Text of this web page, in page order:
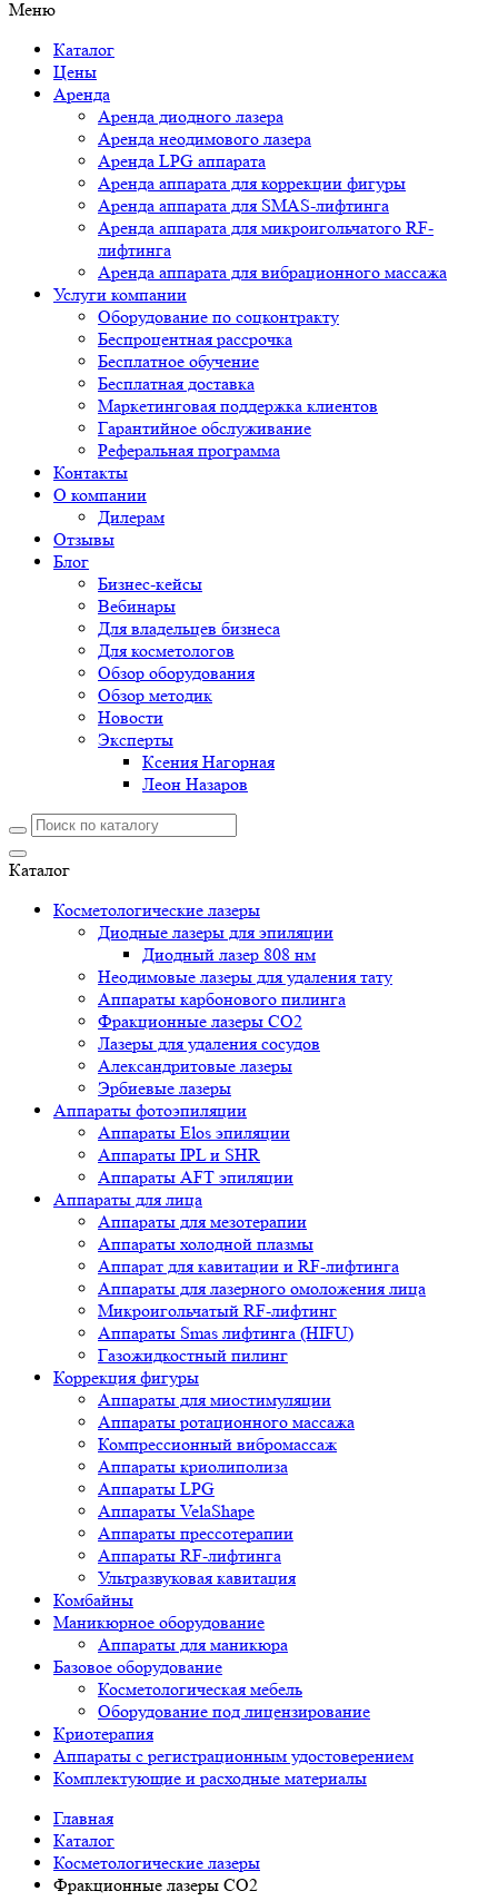
Меню
Каталог
Цены
Аренда
Аренда диодного лазера
Аренда неодимового лазера
Аренда LPG аппарата
Аренда аппарата для коррекции фигуры
Аренда аппарата для SMAS-лифтинга
Аренда аппарата для микроигольчатого RF-
лифтинга
Аренда аппарата для вибрационного массажа
Услуги компании
Оборудование по соцконтракту
Беспроцентная рассрочка
Бесплатное обучение
Бесплатная доставка
Маркетинговая поддержка клиентов
Гарантийное обслуживание
Реферальная программа
Контакты
О компании
Дилерам
Отзывы
Блог
Бизнес-кейсы
Вебинары
Для владельцев бизнеса
Для косметологов
Обзор оборудования
Обзор методик
Новости
Эксперты
Ксения Нагорная
Леон Назаров
Каталог
Косметологические лазеры
Диодные лазеры для эпиляции
Диодный лазер 808 нм
Неодимовые лазеры для удаления тату
Аппараты карбонового пилинга
Фракционные лазеры CO2
Лазеры для удаления сосудов
Александритовые лазеры
Эрбиевые лазеры
Аппараты фотоэпиляции
Аппараты Elos эпиляции
Аппараты IPL и SHR
Аппараты AFT эпиляции
Аппараты для лица
Аппараты для мезотерапии
Аппараты холодной плазмы
Аппарат для кавитации и RF-лифтинга
Аппараты для лазерного омоложения лица
Микроигольчатый RF-лифтинг
Аппараты Smas лифтинга (HIFU)
Газожидкостный пилинг
Коррекция фигуры
Аппараты для миостимуляции
Аппараты ротационного массажа
Компрессионный вибромассаж
Аппараты криолиполиза
Аппараты LPG
Аппараты VelaShape
Аппараты прессотерапии
Аппараты RF-лифтинга
Ультразвуковая кавитация
Комбайны
Маникюрное оборудование
Аппараты для маникюра
Базовое оборудование
Косметологическая мебель
Оборудование под лицензирование
Криотерапия
Аппараты c регистрационным удостоверением
Комплектующие и расходные материалы
Главная
Каталог
Косметологические лазеры
Фракционные лазеры CO2